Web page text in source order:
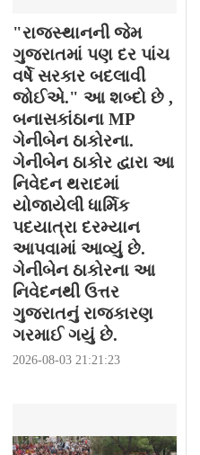
"રાજસ્થાનની જેમ
ગુજરાતમાં પણ દર પાંચ
વર્ષે સરકાર બદલાવી
જોઈએ." આ શબ્દો છે ,
બનાસકાંઠાના MP
ગેનીબેન ઠાકોરના.
ગેનીબેન ઠાકોર દ્વારા આ
નિવેદન થરાદમાં
યોજાયેલી ધાર્મિક
પદયાત્રા દરમ્યાન
આપવામાં આવ્યું છે.
ગેનીબેન ઠાકોરના આ
નિવેદનથી ઉત્તર
ગુજરાતનું રાજકારણ
ગરમાઈ ગયું છે.
2026-08-03 21:21:23